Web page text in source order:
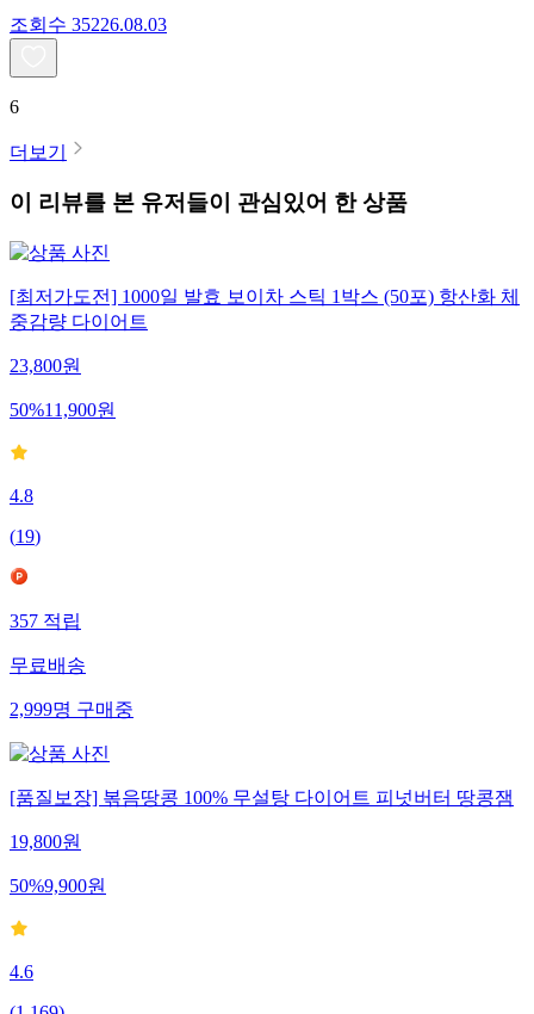
조회수 35226.08.03
6
더보기
이 리뷰를 본 유저들이 관심있어 한 상품
[최저가도전] 1000일 발효 보이차 스틱 1박스 (50포) 항산화 체
중감량 다이어트
23,800원
50%11,900원
4.8
(19)
357 적립
무료배송
2,999명 구매중
[품질보장] 볶음땅콩 100% 무설탕 다이어트 피넛버터 땅콩잼
19,800원
50%9,900원
4.6